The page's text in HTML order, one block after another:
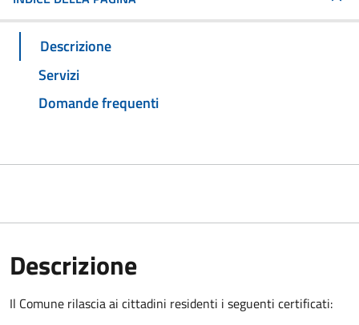
Descrizione
Servizi
Domande frequenti
Descrizione
Il Comune rilascia ai cittadini residenti i seguenti certificati: